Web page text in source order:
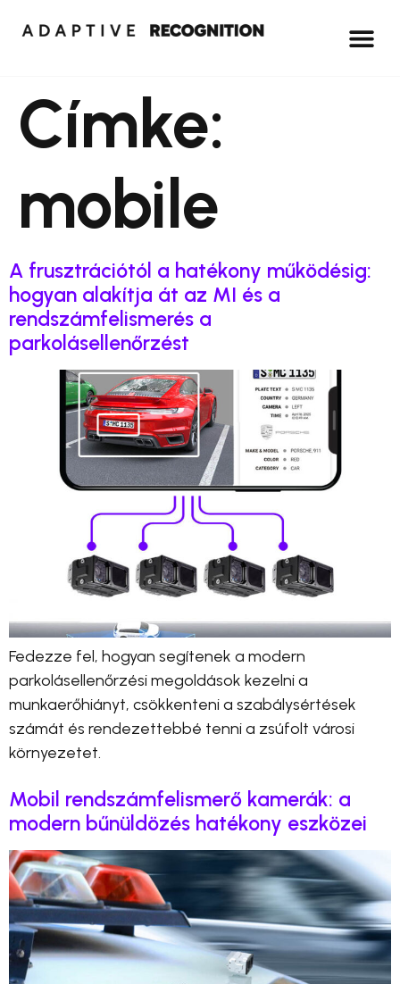
Címke:
mobile
A frusztrációtól a hatékony működésig:
hogyan alakítja át az MI és a
rendszámfelismerés a
parkolásellenőrzést
Fedezze fel, hogyan segítenek a modern
parkolásellenőrzési megoldások kezelni a
munkaerőhiányt, csökkenteni a szabálysértések
számát és rendezettebbé tenni a zsúfolt városi
környezetet.
Mobil rendszámfelismerő kamerák: a
modern bűnüldözés hatékony eszközei